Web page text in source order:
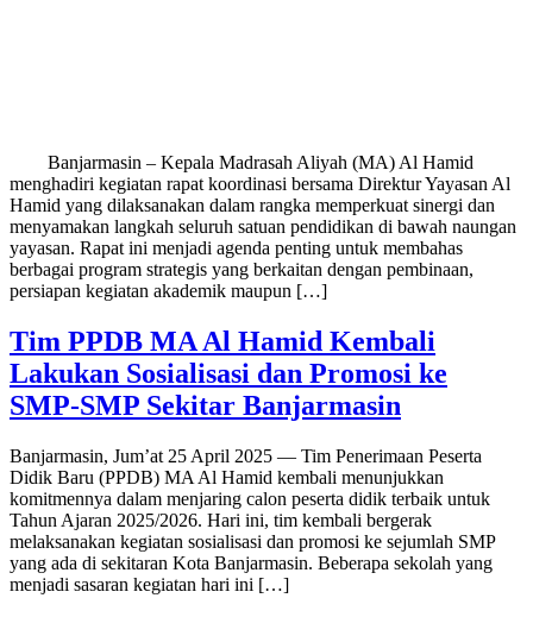
Banjarmasin – Kepala Madrasah Aliyah (MA) Al Hamid
menghadiri kegiatan rapat koordinasi bersama Direktur Yayasan Al
Hamid yang dilaksanakan dalam rangka memperkuat sinergi dan
menyamakan langkah seluruh satuan pendidikan di bawah naungan
yayasan. Rapat ini menjadi agenda penting untuk membahas
berbagai program strategis yang berkaitan dengan pembinaan,
persiapan kegiatan akademik maupun […]
Tim PPDB MA Al Hamid Kembali
Lakukan Sosialisasi dan Promosi ke
SMP-SMP Sekitar Banjarmasin
Banjarmasin, Jum’at 25 April 2025 — Tim Penerimaan Peserta
Didik Baru (PPDB) MA Al Hamid kembali menunjukkan
komitmennya dalam menjaring calon peserta didik terbaik untuk
Tahun Ajaran 2025/2026. Hari ini, tim kembali bergerak
melaksanakan kegiatan sosialisasi dan promosi ke sejumlah SMP
yang ada di sekitaran Kota Banjarmasin. Beberapa sekolah yang
menjadi sasaran kegiatan hari ini […]